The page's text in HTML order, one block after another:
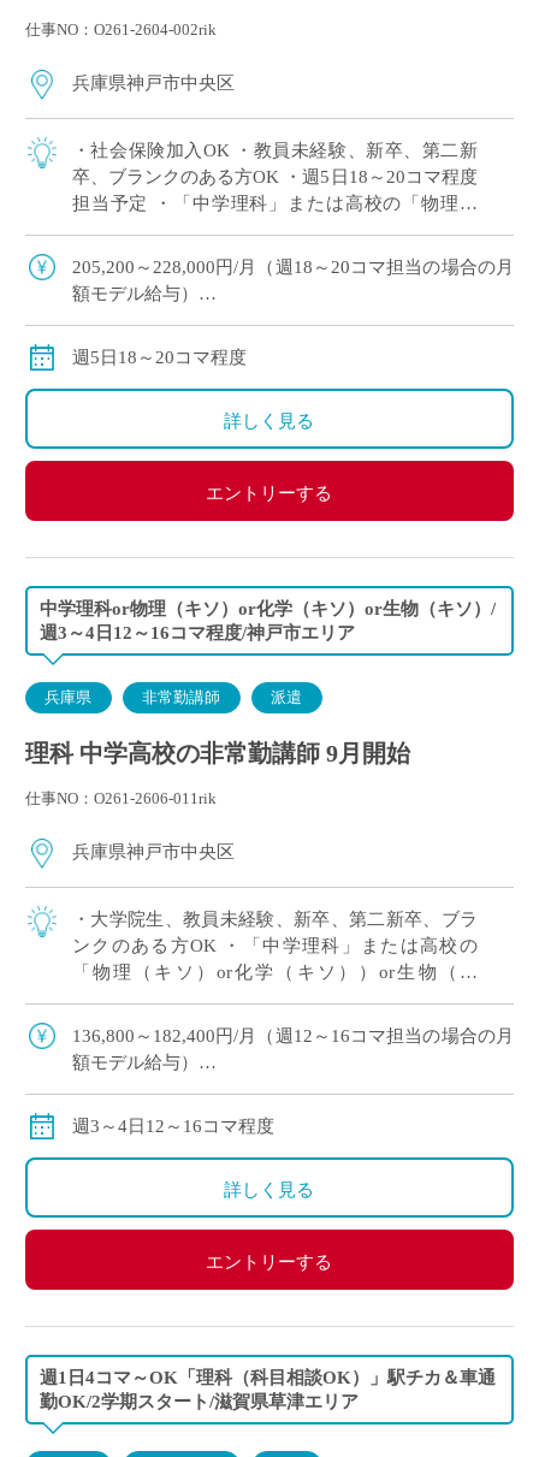
仕事NO：O261-2604-002rik
兵庫県神戸市中央区
・社会保険加入OK ・教員未経験、新卒、第二新
卒、ブランクのある方OK ・週5日18～20コマ程度
担当予定 ・「中学理科」または高校の「物理」
OK ・2学期スタートですが […]
205,200～228,000円/月（週18～20コマ担当の場合の月
額モデル給与）
週18コマ以上担当で、社会保険加入
週5日18～20コマ程度
詳しく見る
エントリーする
中学理科or物理（キソ）or化学（キソ）or生物（キソ）/
週3～4日12～16コマ程度/神戸市エリア
兵庫県 非常勤講師 派遣
理科 中学高校の非常勤講師 9月開始
仕事NO：O261-2606-011rik
兵庫県神戸市中央区
・大学院生、教員未経験、新卒、第二新卒、ブラ
ンクのある方OK ・「中学理科」または高校の
「物理（キソ）or化学（キソ））or生物（キ
週3～4日12～16コマ程度の中で相談OK […]
136,800～182,400円/月（週12～16コマ担当の場合の月
額モデル給与）
※ご勤務スタート時期によって、初月の給与は日割計
週3～4日12～16コマ程度
詳しく見る
エントリーする
週1日4コマ～OK「理科（科目相談OK）」駅チカ＆車通
勤OK/2学期スタート/滋賀県草津エリア